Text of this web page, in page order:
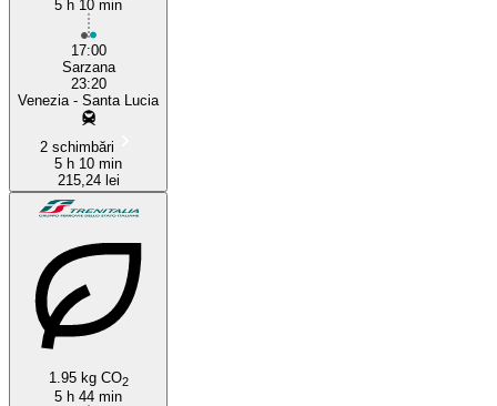
5 h 10 min
17:00
Sarzana
23:20
Venezia - Santa Lucia
2 schimbări
5 h 10 min
215,24 lei
1.95 kg CO2
5 h 44 min